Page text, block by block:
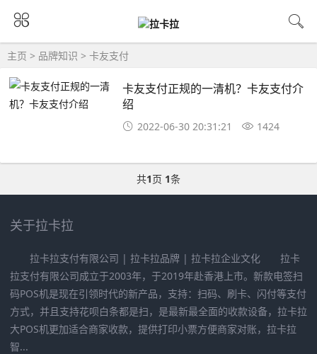
主页 > 品牌知识 > 卡友支付
卡友支付正规的一清机？卡友支付介
绍
2022-06-30 20:31:21 1424
共1页 1条
关于拉卡拉
拉卡拉支付有限公司 | 拉卡拉品牌 | 拉卡拉企业文化 拉卡
拉支付有限公司成立于2003年，于2019年赴香港上市。新款电签扫
码POS机是现在引领时代的新产品，支持：扫码、刷卡、闪付等支付
方式，并且支持花呗白条都是扫，是最新最全面的收款设备，拉卡拉
大POS机更加适合商家收款，提供打印小票方便商家对账，拉卡拉
智...